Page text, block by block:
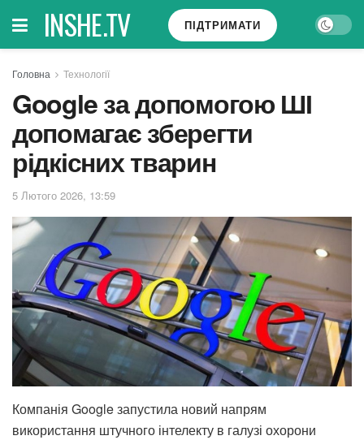
INSHE.TV ПІДТРИМАТИ
Головна Технології
Google за допомогою ШІ
допомагає зберегти
рідкісних тварин
5 Лютого 2026, 13:59
Компанія Google запустила новий напрям
використання штучного інтелекту в галузі охорони